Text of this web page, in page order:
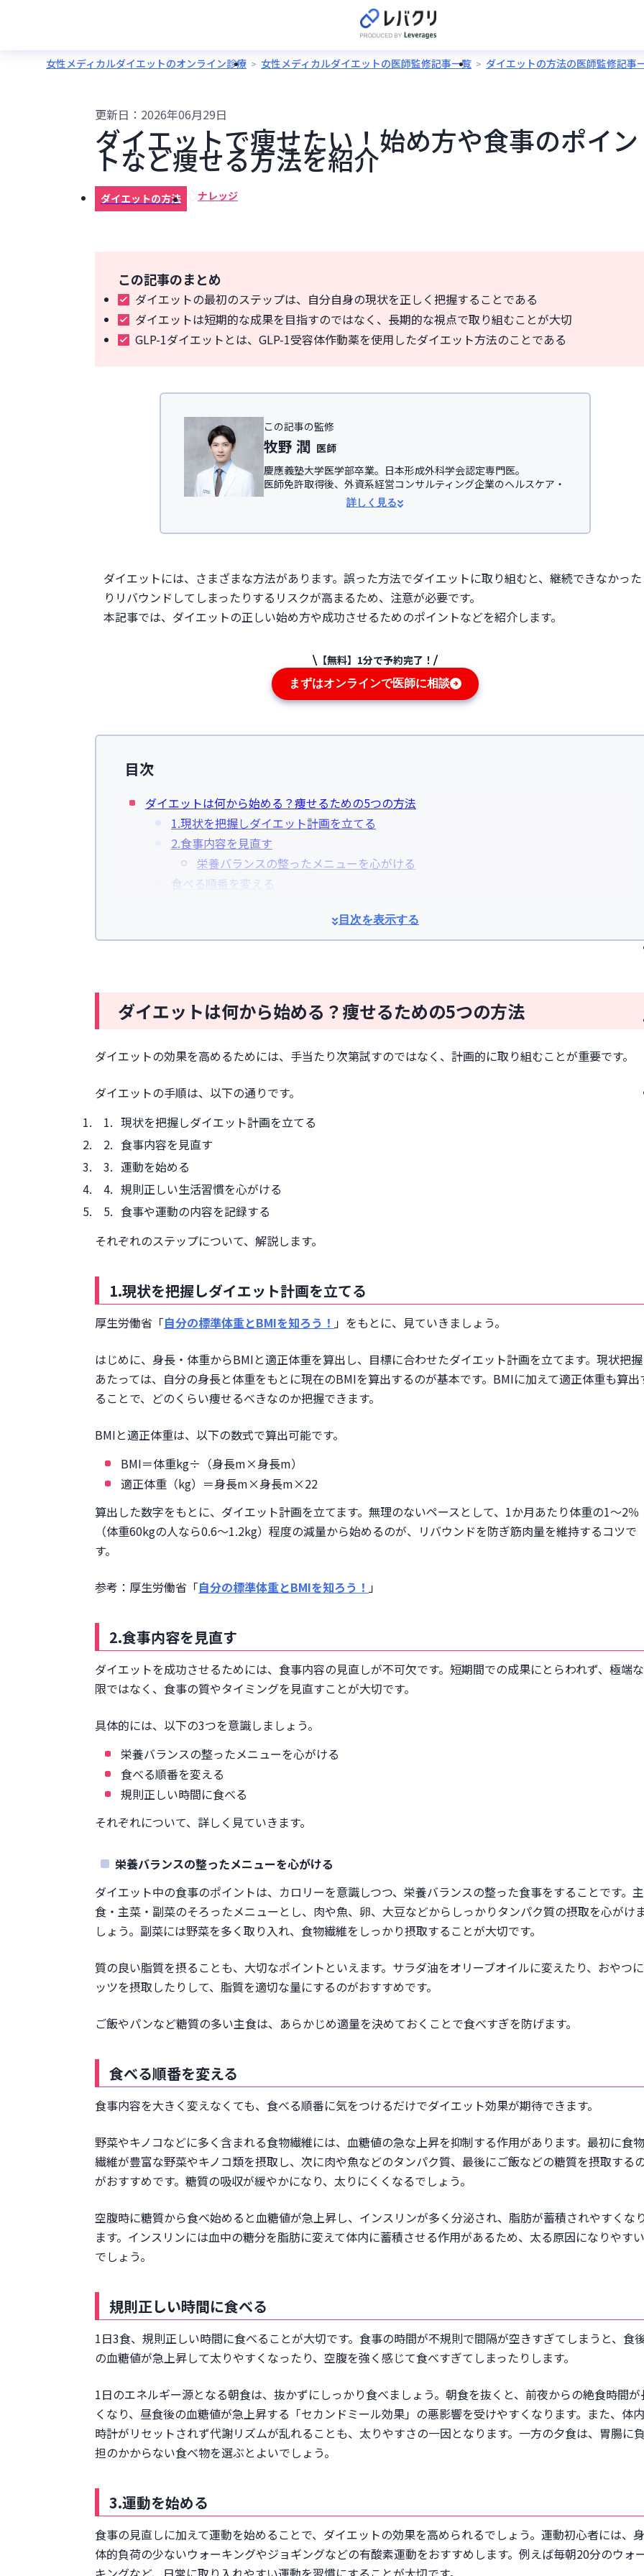
女性メディカルダイエットのオンライン診療 女性メディカルダイエットの医師監修記事一覧 ダイエットの方法の医師監修記事
更新日： 2026年06月29日
ダイエットで痩せたい！始め方や食事のポイン
トなど痩せる方法を紹介
ダイエットの方法 ナレッジ
この記事のまとめ
ダイエットの最初のステップは、自分自身の現状を正しく把握することである
ダイエットは短期的な成果を目指すのではなく、長期的な視点で取り組むことが大切
GLP-1ダイエットとは、GLP-1受容体作動薬を使用したダイエット方法のことである
この記事の監修
牧野 潤 医師
慶應義塾大学医学部卒業。日本形成外科学会認定専門医。
医師免許取得後、外資系経営コンサルティング企業のヘルスケア・
慶應義塾大学医学部助教を経て、美容医療を主とした
日本美容外科学会(JSAPS)
詳しく見る
ダイエットには、さまざまな方法があります。誤った方法でダイエットに取り組むと、継続できなかった
りリバウンドしてしまったりするリスクが高まるため、注意が必要です。
本記事では、ダイエットの正しい始め方や成功させるためのポイントなどを紹介します。
【無料】1分で予約完了！
まずはオンラインで医師に相談
目次
目次を表示する
ダイエットは何から始める？痩せるための5つの方法
1.現状を把握しダイエット計画を立てる
2.食事内容を見直す
栄養バランスの整ったメニューを心がける
食べる順番を変える
4.規則正しい生活習慣を心がける
GLP-1ダイエットとは
GLP-1ダイエットのメリット
まとめ
参考文献
ダイエットは何から始める？痩せるための5つの方法
ダイエットの効果を高めるためには、手当たり次第試すのではなく、計画的に取り組むことが重要です。
ダイエットの手順は、以下の通りです。
現状を把握しダイエット計画を立てる
食事内容を見直す
運動を始める
規則正しい生活習慣を心がける
食事や運動の内容を記録する
それぞれのステップについて、解説します。
1.現状を把握しダイエット計画を立てる
厚生労働省「自分の標準体重とBMIを知ろう！ 」をもとに、見ていきましょう。
はじめに、身長・体重からBMIと適正体重を算出し、目標に合わせたダイエット計画を立てます。現状把
あたっては、自分の身長と体重をもとに現在のBMIを算出するのが基本です。BMIに加えて適正体重も算出
ることで、どのくらい痩せるべきなのか把握できます。
BMIと適正体重は、以下の数式で算出可能です。
BMI＝体重kg÷（身長m×身長m）
適正体重（kg）＝身長m×身長m×22
算出した数字をもとに、ダイエット計画を立てます。無理のないペースとして、1か月あたり体重の1〜2％
（体重60kgの人なら0.6〜1.2kg）程度の減量から始めるのが、リバウンドを防ぎ筋肉量を維持するコツで
す。
参考：厚生労働省「自分の標準体重とBMIを知ろう！ 」
2.食事内容を見直す
ダイエットを成功させるためには、食事内容の見直しが不可欠です。短期間での成果にとらわれず、極端
限ではなく、食事の質やタイミングを見直すことが大切です。
具体的には、以下の3つを意識しましょう。
栄養バランスの整ったメニューを心がける
食べる順番を変える
規則正しい時間に食べる
それぞれについて、詳しく見ていきます。
栄養バランスの整ったメニューを心がける
ダイエット中の食事のポイントは、カロリーを意識しつつ、栄養バランスの整った食事をすることです。主
食・主菜・副菜のそろったメニューとし、肉や魚、卵、大豆などからしっかりタンパク質の摂取を心がけ
しょう。副菜には野菜を多く取り入れ、食物繊維をしっかり摂取することが大切です。
質の良い脂質を摂ることも、大切なポイントといえます。サラダ油をオリーブオイルに変えたり、おやつ
ッツを摂取したりして、脂質を適切な量にするのがおすすめです。
ご飯やパンなど糖質の多い主食は、あらかじめ適量を決めておくことで食べすぎを防げます。
食べる順番を変える
食事内容を大きく変えなくても、食べる順番に気をつけるだけでダイエット効果が期待できます。
野菜やキノコなどに多く含まれる食物繊維には、血糖値の急な上昇を抑制する作用があります。最初に食物
繊維が豊富な野菜やキノコ類を摂取し、次に肉や魚などのタンパク質、最後にご飯などの糖質を摂取する
がおすすめです。糖質の吸収が緩やかになり、太りにくくなるでしょう。
空腹時に糖質から食べ始めると血糖値が急上昇し、インスリンが多く分泌され、脂肪が蓄積されやすくな
ます。インスリンには血中の糖分を脂肪に変えて体内に蓄積させる作用があるため、太る原因になりやすい
でしょう。
規則正しい時間に食べる
1日3食、規則正しい時間に食べることが大切です。食事の時間が不規則で間隔が空きすぎてしまうと、食
の血糖値が急上昇して太りやすくなったり、空腹を強く感じて食べすぎてしまったりします。
1日のエネルギー源となる朝食は、抜かずにしっかり食べましょう。朝食を抜くと、前夜からの絶食時間が
くなり、昼食後の血糖値が急上昇する「セカンドミール効果」の悪影響を受けやすくなります。また、体内
時計がリセットされず代謝リズムが乱れることも、太りやすさの一因となります。一方の夕食は、胃腸に
担のかからない食べ物を選ぶとよいでしょう。
3.運動を始める
食事の見直しに加えて運動を始めることで、ダイエットの効果を高められるでしょう。運動初心者には、身
体的負荷の少ないウォーキングやジョギングなどの有酸素運動をおすすめします。例えば毎朝20分のウォ